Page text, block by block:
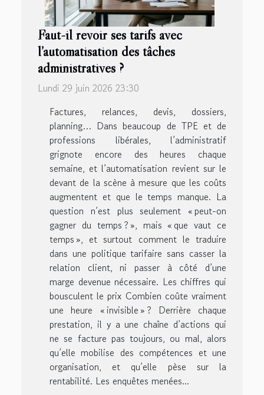
Faut-il revoir ses tarifs avec
l’automatisation des tâches
administratives ?
Lundi 29 juin 2026 23:30
Factures, relances, devis, dossiers,
planning… Dans beaucoup de TPE et de
professions libérales, l’administratif
grignote encore des heures chaque
semaine, et l’automatisation revient sur le
devant de la scène à mesure que les coûts
augmentent et que le temps manque. La
question n’est plus seulement « peut-on
gagner du temps ? », mais « que vaut ce
temps », et surtout comment le traduire
dans une politique tarifaire sans casser la
relation client, ni passer à côté d’une
marge devenue nécessaire. Les chiffres qui
bousculent le prix Combien coûte vraiment
une heure « invisible » ? Derrière chaque
prestation, il y a une chaîne d’actions qui
ne se facture pas toujours, ou mal, alors
qu’elle mobilise des compétences et une
organisation, et qu’elle pèse sur la
rentabilité. Les enquêtes menées...